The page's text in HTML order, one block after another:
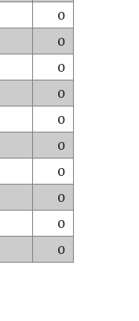
0
0
0
0
0
0
0
0
0
0